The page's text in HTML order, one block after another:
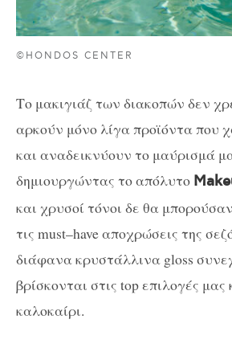
©HONDOS CENTER
Το μακιγιάζ των διακοπών δεν
αρκούν μόνο λίγα προϊόντα που
και αναδεικνύουν το μαύρισμά
δημιουργώντας το απόλυτο
και χρυσοί τόνοι δε θα
τις must–haveαποχρώσεις της
διάφανα κρυστάλλινα gloss
βρίσκονται στις topεπιλογές μας
καλοκαίρι.